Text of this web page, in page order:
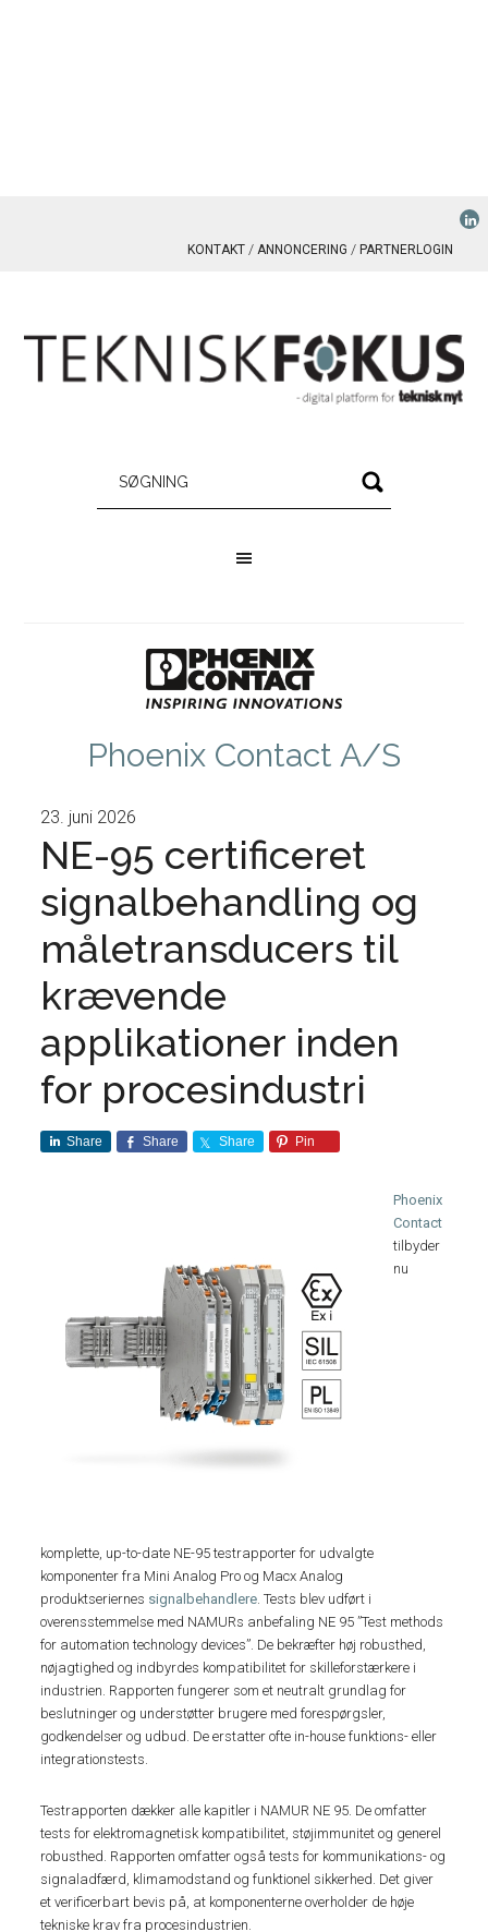
KONTAKT ANNONCERING PARTNERLOGIN
Phoenix Contact A/S
23. juni 2026
NE-95 certificeret
signalbehandling og
måletransducers til
krævende
applikationer inden
for procesindustri
Share Share Share Pin
Phoenix
Contact
tilbyder
nu
komplette, up-to-date NE-95 testrapporter for udvalgte
komponenter fra Mini Analog Pro og Macx Analog
produktseriernes signalbehandlere. Tests blev udført i
overensstemmelse med NAMURs anbefaling NE 95 ”Test methods
for automation technology devices”. De bekræfter høj robusthed,
nøjagtighed og indbyrdes kompatibilitet for skilleforstærkere i
industrien. Rapporten fungerer som et neutralt grundlag for
beslutninger og understøtter brugere med forespørgsler,
godkendelser og udbud. De erstatter ofte in-house funktions- eller
integrationstests.
Testrapporten dækker alle kapitler i NAMUR NE 95. De omfatter
tests for elektromagnetisk kompatibilitet, støjimmunitet og generel
robusthed. Rapporten omfatter også tests for kommunikations- og
signaladfærd, klimamodstand og funktionel sikkerhed. Det giver
et verificerbart bevis på, at komponenterne overholder de høje
tekniske krav fra procesindustrien.